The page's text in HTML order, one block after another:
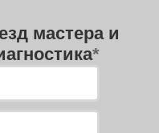
мастера и
*